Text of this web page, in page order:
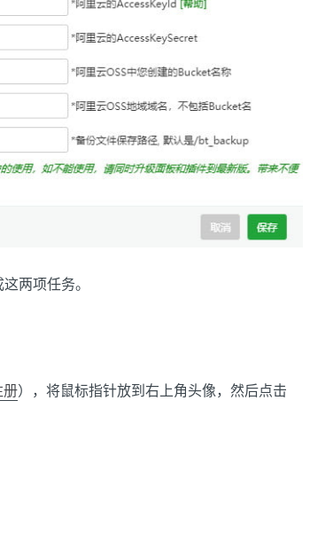
两项任务。
册），将鼠标指针放到右上角头像，然后点击